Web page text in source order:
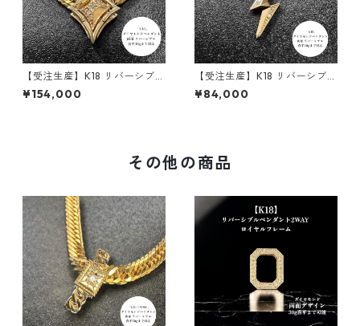
【受注生産】K18 リバーシブル
ペンダント | ロンバスクラシッ
ク+額縁フレーム30g用 | 30g
¥154,000
【受注生産】K18 リバーシブル
ペンダント | 雷-INAZUMA- |
ダイヤモンド | 30g喜平まで
¥84,000
その他の商品